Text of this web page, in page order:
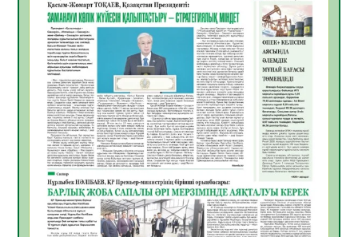
06.08.2026
58
Көкжөтел ауруы туралы
06.08.2026
56
АПВ вакцинасы туралы мәлімет
06.08.2026
57
Open Air: Қызылорда облысы полиция
департаменті 20 мыңнан астам
көрерменнің қауіпсіздігін қамтамасыз етті
06.08.2026
67
ҚЫЗЫЛОРДАДА «САНАЛЫ ҰРПАҚ –